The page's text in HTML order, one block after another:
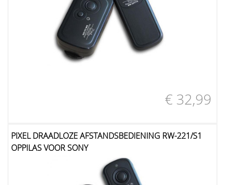
€ 32,99
PIXEL DRAADLOZE AFSTANDSBEDIENING RW-221/S1
OPPILAS VOOR SONY